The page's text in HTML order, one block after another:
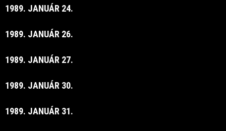
1989. JANUÁR 24.
1989. JANUÁR 26.
1989. JANUÁR 27.
1989. JANUÁR 30.
1989. JANUÁR 31.